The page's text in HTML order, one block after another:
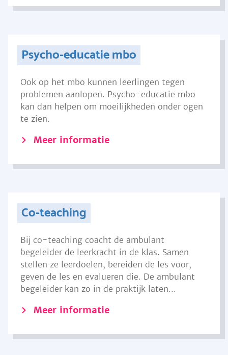
Psycho-educatie mbo
Ook op het mbo kunnen leerlingen tegen
problemen aanlopen. Psycho-educatie mbo
kan dan helpen om moeilijkheden onder ogen
te zien.
Meer informatie
Co-teaching
Bij co-teaching coacht de ambulant
begeleider de leerkracht in de klas. Samen
stellen ze leerdoelen, bereiden de les voor,
geven de les en evalueren die. De ambulant
begeleider kan zo in de praktijk laten...
Meer informatie